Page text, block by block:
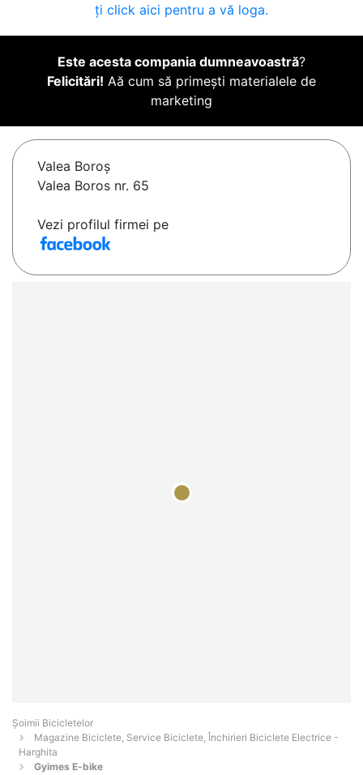
ți click aici pentru a vă loga.
Este acesta compania dumneavoastră?
Felicitări! Aă cum să primești materialele de
marketing
Valea Boroş
Valea Boros nr. 65
Vezi profilul firmei pe
Șoimii Bicicletelor
Magazine Biciclete, Service Biciclete, Închirieri Biciclete Electrice -
Harghita
Gyimes E-bike